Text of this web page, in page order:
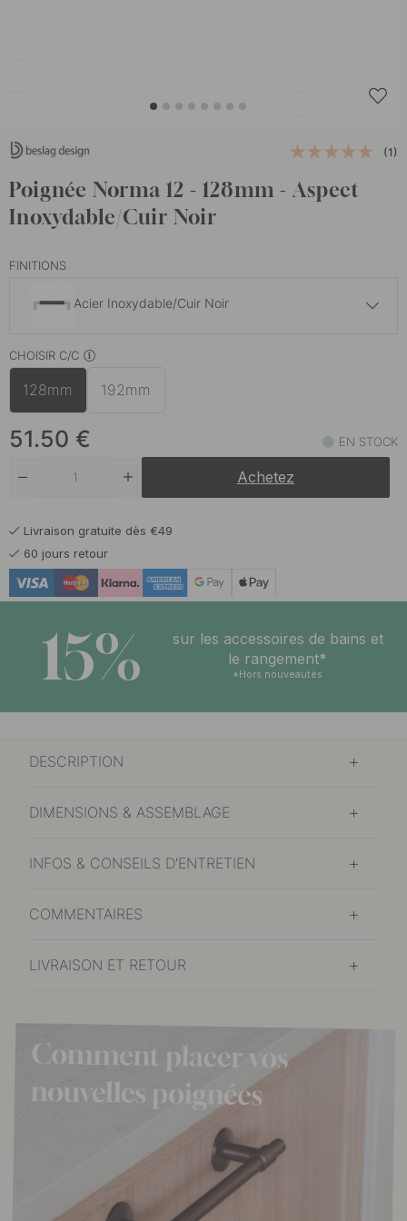
(1)
Poignée Norma 12 - 128mm - Aspect
Inoxydable/Cuir Noir
FINITIONS
Acier Inoxydable/Cuir Noir
Aspect Inoxydable/Cuir Marron
CHOISIR C/C
128mm 192mm
51.50 € EN STOCK
Achetez
Livraison gratuite dès €49
60 jours retour
15%
sur les accessoires de bains et
le rangement*
*Hors nouveautés
DESCRIPTION
DIMENSIONS & ASSEMBLAGE
INFOS & CONSEILS D'ENTRETIEN
COMMENTAIRES
LIVRAISON ET RETOUR